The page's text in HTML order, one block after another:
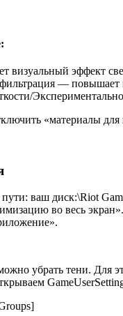
визуальный эффект
— повышает
«материалы
ваш диск:\Riot
во весь
убрать тени.